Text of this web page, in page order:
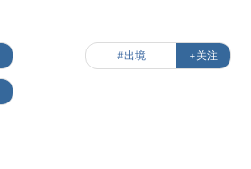
#出境 +关注